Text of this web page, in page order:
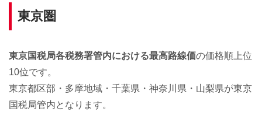
東京圏
東京国税局各税務署管内における最高路線価の価格順上位
10位です。
東京都区部・多摩地域・千葉県・神奈川県・山梨県が東京
国税局管内となります。